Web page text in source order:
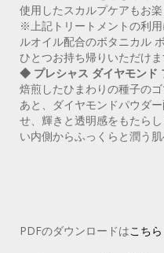
使用したスカルプケアもお楽
※上記トリートメントの利
ルオイル配合のボタニカル
ひとつお持ち帰りいただけま
◆ プレシャス ダイヤモン
焙煎したひまわりの種子の
あと、ダイヤモンドパウダ
せ、輝きと透明感をもたら
い内側からふっくらと潤う肌
PDFのダウンロードはこちら